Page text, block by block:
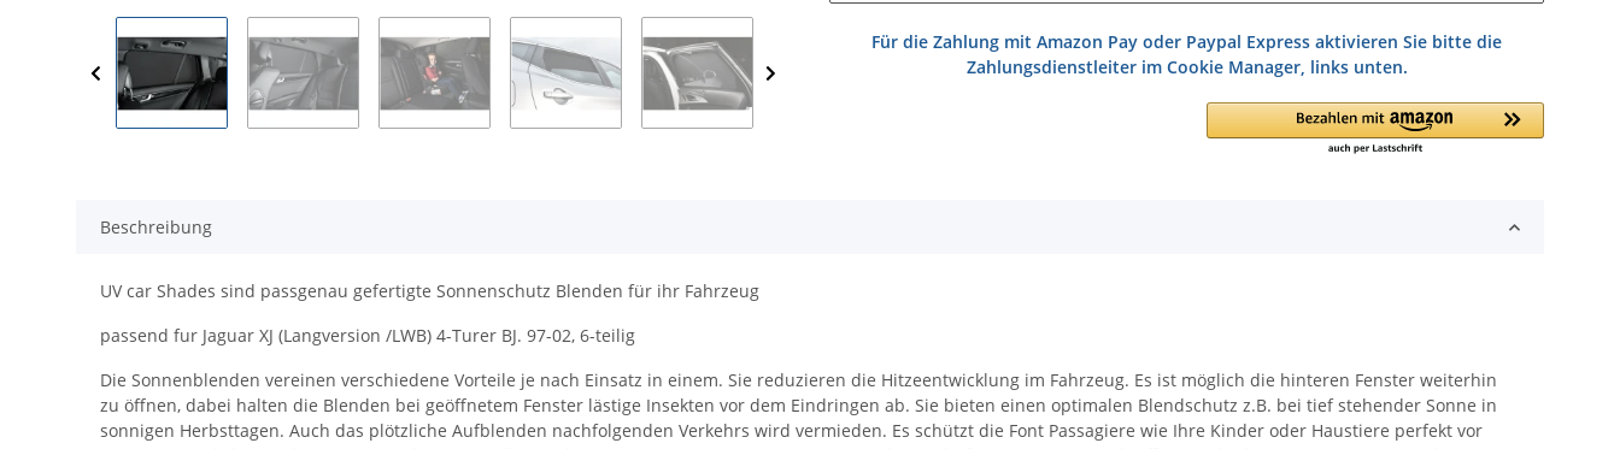
Für die Zahlung mit Amazon Pay oder Paypal Express aktivieren Sie bitte die
Zahlungsdienstleiter im Cookie Manager, links unten.
Beschreibung
UV car Shades sind passgenau gefertigte Sonnenschutz Blenden für ihr Fahrzeug
passend fur Jaguar XJ (Langversion /LWB) 4-Turer BJ. 97-02, 6-teilig
Die Sonnenblenden vereinen verschiedene Vorteile je nach Einsatz in einem. Sie reduzieren die Hitzeentwicklung im Fahrzeug. Es ist möglich die hinteren Fenster weiterhin
zu öffnen, dabei halten die Blenden bei geöffnetem Fenster lästige Insekten vor dem Eindringen ab. Sie bieten einen optimalen Blendschutz z.B. bei tief stehender Sonne in
sonnigen Herbsttagen. Auch das plötzliche Aufblenden nachfolgenden Verkehrs wird vermieden. Es schützt die Font Passagiere wie Ihre Kinder oder Haustiere perfekt vor